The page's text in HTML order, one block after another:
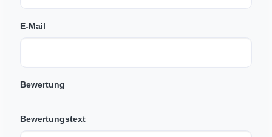
E-Mail
Bewertung
Bewertungstext